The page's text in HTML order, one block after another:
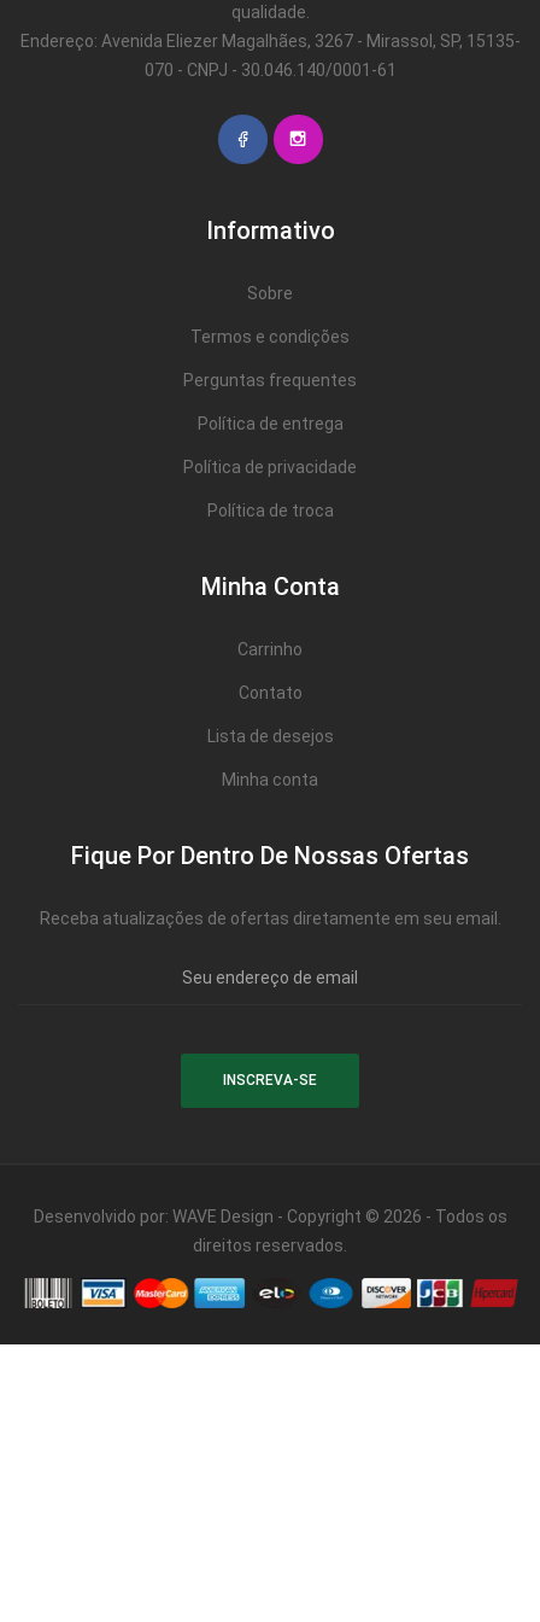
qualidade.
Endereço: Avenida Eliezer Magalhães, 3267 - Mirassol, SP, 15135-
070 - CNPJ - 30.046.140/0001-61
Informativo
Sobre
Termos e condições
Perguntas frequentes
Política de entrega
Política de privacidade
Política de troca
Minha Conta
Carrinho
Contato
Lista de desejos
Minha conta
Fique Por Dentro De Nossas Ofertas
Receba atualizações de ofertas diretamente em seu email.
Desenvolvido por: WAVE Design - Copyright © 2026 - Todos os
direitos reservados.